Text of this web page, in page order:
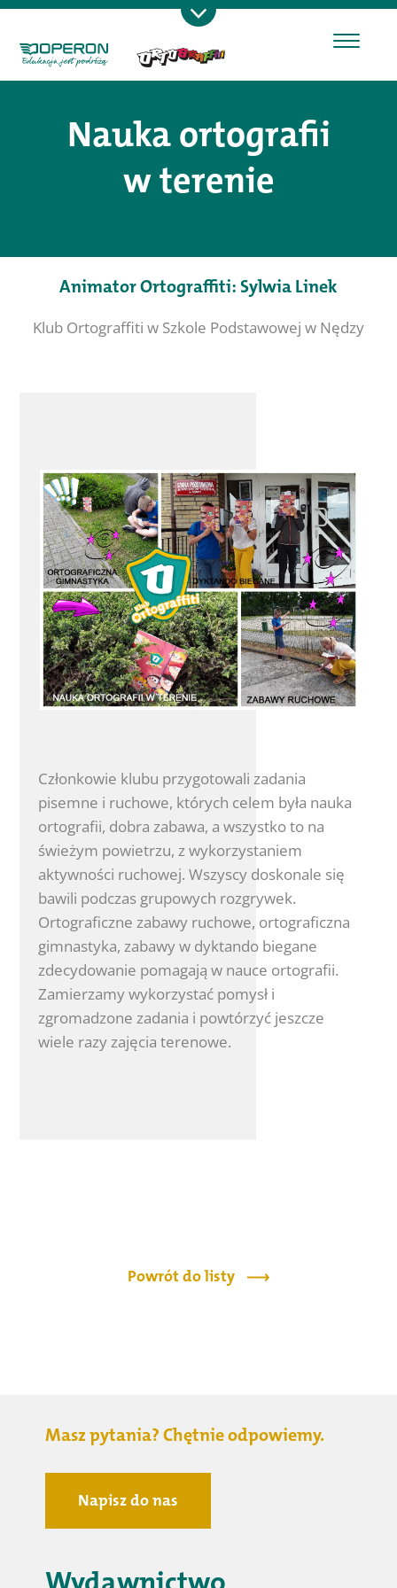
Nauka ortografii
w terenie
Animator Ortograffiti: Sylwia Linek
Klub Ortograffiti w Szkole Podstawowej w Nędzy
Członkowie klubu przygotowali zadania
pisemne i ruchowe, których celem była nauka
ortografii, dobra zabawa, a wszystko to na
świeżym powietrzu, z wykorzystaniem
aktywności ruchowej. Wszyscy doskonale się
bawili podczas grupowych rozgrywek.
Ortograficzne zabawy ruchowe, ortograficzna
gimnastyka, zabawy w dyktando biegane
zdecydowanie pomagają w nauce ortografii.
Zamierzamy wykorzystać pomysł i
zgromadzone zadania i powtórzyć jeszcze
wiele razy zajęcia terenowe.
Powrót do listy
Masz pytania? Chętnie odpowiemy.
Napisz do nas